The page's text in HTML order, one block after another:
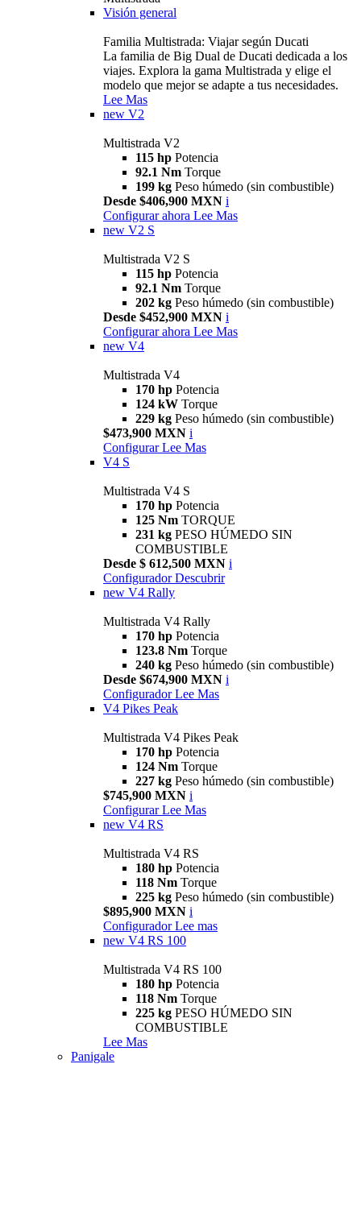
Visión general
Familia Multistrada: Viajar según Ducati
La familia de Big Dual de Ducati dedicada a los
viajes. Explora la gama Multistrada y elige el
modelo que mejor se adapte a tus necesidades.
Lee Mas
new V2
Multistrada V2
115 hp Potencia
92.1 Nm Torque
199 kg Peso húmedo (sin combustible)
Desde $406,900 MXN i
Configurar ahora Lee Mas
new V2 S
Multistrada V2 S
115 hp Potencia
92.1 Nm Torque
202 kg Peso húmedo (sin combustible)
Desde $452,900 MXN i
Configurar ahora Lee Mas
new V4
Multistrada V4
170 hp Potencia
124 kW Torque
229 kg Peso húmedo (sin combustible)
$473,900 MXN i
Configurar Lee Mas
V4 S
Multistrada V4 S
170 hp Potencia
125 Nm TORQUE
231 kg PESO HÚMEDO SIN
COMBUSTIBLE
Desde $ 612,500 MXN i
Configurador Descubrir
new V4 Rally
Multistrada V4 Rally
170 hp Potencia
123.8 Nm Torque
240 kg Peso húmedo (sin combustible)
Desde $674,900 MXN i
Configurador Lee Mas
V4 Pikes Peak
Multistrada V4 Pikes Peak
170 hp Potencia
124 Nm Torque
227 kg Peso húmedo (sin combustible)
$745,900 MXN i
Configurar Lee Mas
new V4 RS
Multistrada V4 RS
180 hp Potencia
118 Nm Torque
225 kg Peso húmedo (sin combustible)
$895,900 MXN i
Configurador Lee mas
new V4 RS 100
Multistrada V4 RS 100
180 hp Potencia
118 Nm Torque
225 kg PESO HÚMEDO SIN
COMBUSTIBLE
Lee Mas
Panigale